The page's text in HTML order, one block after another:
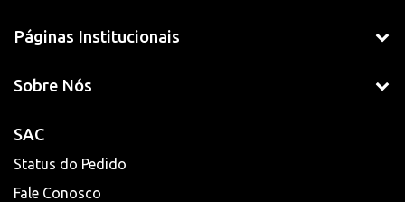
Páginas Institucionais
Sobre Nós
SAC
Status do Pedido
Fale Conosco